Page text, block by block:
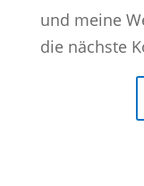
und meine
die nächste